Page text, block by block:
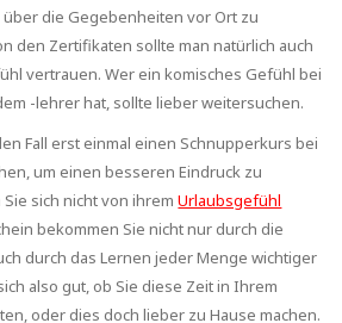
die Gegebenheiten vor Ort zu
den Zertifikaten sollte man natürlich auch
vertrauen. Wer ein komisches Gefühl bei
-lehrer hat, sollte lieber weitersuchen.
Fall erst einmal einen Schnupperkurs bei
um einen besseren Eindruck zu
sich nicht von ihremUrlaubsgefühl
bekommen Sie nicht nur durch die
durch das Lernen jeder Menge wichtiger
also gut, ob Sie diese Zeit in Ihrem
oder dies doch lieber zu Hause machen.